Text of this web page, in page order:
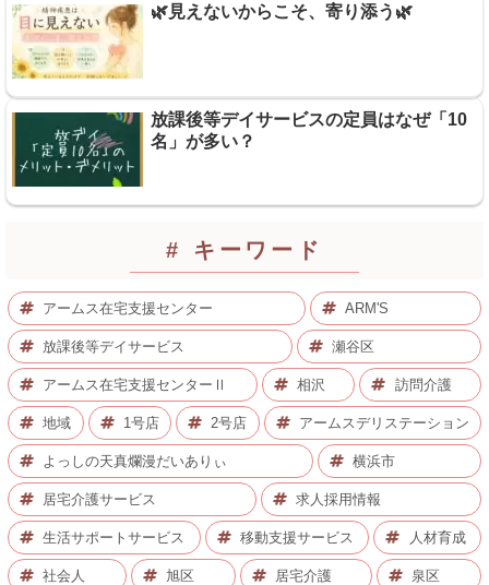
🌿見えないからこそ、寄り添う🌿
放課後等デイサービスの定員はなぜ「10
名」が多い？
# キーワード
アームス在宅支援センター ARM'S
放課後等デイサービス 瀬谷区
アームス在宅支援センターⅡ 相沢 訪問介護
地域 1号店 2号店 アームスデリステーション
よっしの天真爛漫だいありぃ 横浜市
居宅介護サービス 求人採用情報
生活サポートサービス 移動支援サービス 人材育成
社会人 旭区 居宅介護 泉区